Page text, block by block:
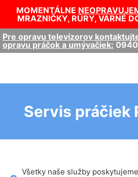
MOMENTÁLNE
MRAZNIČKY, RÚRY, VARNÉ
Pre opravu televízorov
opravu práčok a umývačiek:
Servis práčiek
Všetky naše služby